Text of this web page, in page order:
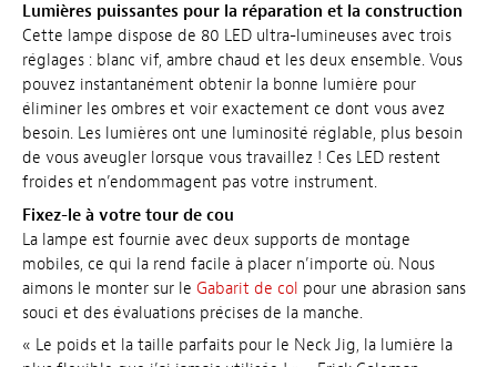
Lumières puissantes pour la réparation et la construction
Cette lampe dispose de 80 LED ultra-lumineuses avec trois
réglages : blanc vif, ambre chaud et les deux ensemble. Vous
pouvez instantanément obtenir la bonne lumière pour
éliminer les ombres et voir exactement ce dont vous avez
besoin. Les lumières ont une luminosité réglable, plus besoin
de vous aveugler lorsque vous travaillez ! Ces LED restent
froides et n’endommagent pas votre instrument.
Fixez-le à votre tour de cou
La lampe est fournie avec deux supports de montage
mobiles, ce qui la rend facile à placer n’importe où. Nous
aimons le monter sur le Gabarit de col pour une abrasion sans
souci et des évaluations précises de la manche.
« Le poids et la taille parfaits pour le Neck Jig, la lumière la